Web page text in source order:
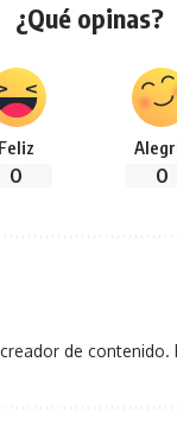
¿Qué opinas?
Feliz
0 0
de